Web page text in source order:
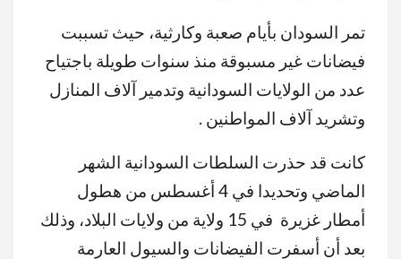
تمر السودان بأيام صعبة وكارثية، حيث تسببت
فيضانات غير مسبوقة منذ سنوات طويلة باجتياح
عدد من الولايات السودانية وتدمير آلاف المنازل
وتشريد آلاف المواطنين .
كانت قد حذرت السلطات السودانية الشهر
الماضي وتحديدا في 4 أغسطس من هطول
أمطار غزيرة في 15 ولاية من ولايات البلاد، وذلك
بعد أن أسفرت الفيضانات والسيول العارمة